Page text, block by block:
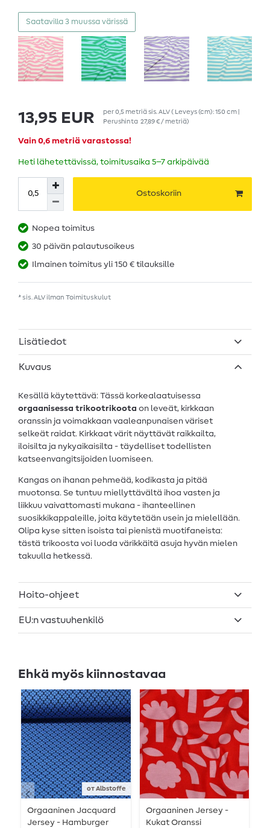
Saatavilla 3 muussa värissä
13,95 EUR per0,5 metriäsis. ALV( Leveys (cm): 150 cm |
Perushinta 27,89 € / metriä)
Vain 0,6 metriä varastossa!
Heti lähetettävissä, toimitusaika 5–7 arkipäivää
Ostoskoriin
Nopea toimitus
30 päivän palautusoikeus
Ilmainen toimitus yli 150 € tilauksille
* sis. ALV ilman Toimituskulut
Lisätiedot
Kuvaus
Kesällä käytettävä: Tässä korkealaatuisessa
orgaanisessa trikootrikoota on leveät, kirkkaan
oranssin ja voimakkaan vaaleanpunaisen väriset
selkeät raidat. Kirkkaat värit näyttävät raikkailta,
iloisilta ja nykyaikaisilta - täydelliset todellisten
katseenvangitsijoiden luomiseen.
Kangas on ihanan pehmeää, kodikasta ja pitää
muotonsa. Se tuntuu miellyttävältä ihoa vasten ja
liikkuu vaivattomasti mukana - ihanteellinen
suosikkikappaleille, joita käytetään usein ja mielellään.
Olipa kyse sitten isoista tai pienistä muotifaneista:
tästä trikoosta voi luoda värikkäitä asuja hyvän mielen
takuulla hetkessä.
Hoito-ohjeet
EU:n vastuuhenkilö
Ehkä myös kiinnostavaa
от Albstoffe
Orgaaninen Jacquard
Jersey - Hamburger
Orgaaninen Jersey -
Kukat Oranssi